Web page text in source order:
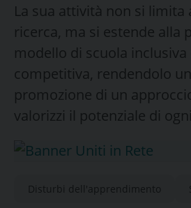
​La sua attività non si limita
ricerca, ma si estende alla
modello di scuola inclusiva
competitiva, rendendolo
promozione di un
valorizzi il potenziale di
Disturbi dell'apprendimento